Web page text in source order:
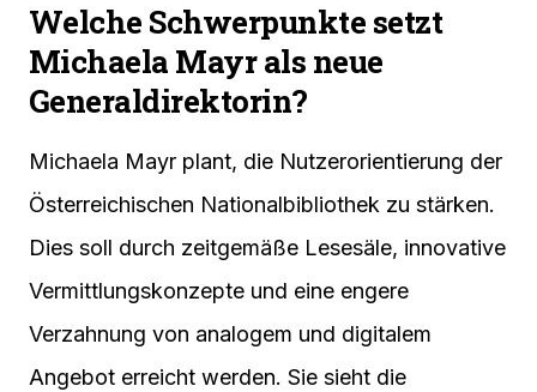
Welche Schwerpunkte setzt
Michaela Mayr als neue
Generaldirektorin?
Michaela Mayr plant, die Nutzerorientierung der
Österreichischen Nationalbibliothek zu stärken.
Dies soll durch zeitgemäße Lesesäle, innovative
Vermittlungskonzepte und eine engere
Verzahnung von analogem und digitalem
Angebot erreicht werden. Sie sieht die